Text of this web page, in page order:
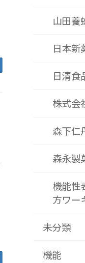
山田養
日本新
日清食
株式会
森下仁
森永製
機能性
方ワー
未分類
機能